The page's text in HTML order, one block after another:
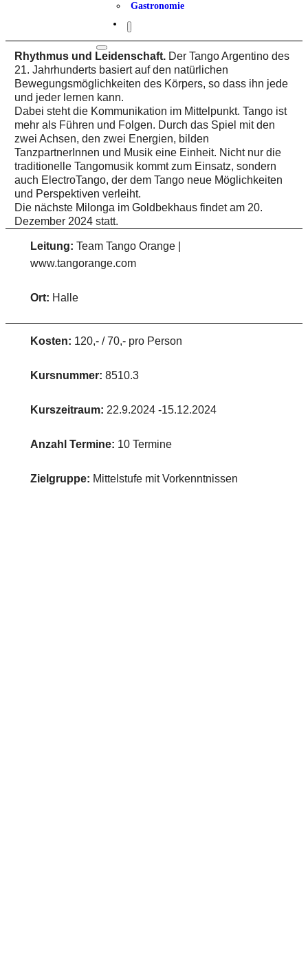
Gastronomie
Rhythmus und Leidenschaft. Der Tango Argentino des
21. Jahrhunderts basiert auf den natürlichen
Bewegungsmöglichkeiten des Körpers, so dass ihn jede
und jeder lernen kann.
Dabei steht die Kommunikation im Mittelpunkt. Tango ist
mehr als Führen und Folgen. Durch das Spiel mit den
zwei Achsen, den zwei Energien, bilden
TanzpartnerInnen und Musik eine Einheit. Nicht nur die
traditionelle Tangomusik kommt zum Einsatz, sondern
auch ElectroTango, der dem Tango neue Möglichkeiten
und Perspektiven verleiht.
Die nächste Milonga im Goldbekhaus findet am 20.
Dezember 2024 statt.
Leitung: Team Tango Orange |
www.tangorange.com
Ort: Halle
Kosten: 120,- / 70,- pro Person
Kursnummer: 8510.3
Kurszeitraum: 22.9.2024 -15.12.2024
Anzahl Termine: 10 Termine
Zielgruppe: Mittelstufe mit Vorkenntnissen